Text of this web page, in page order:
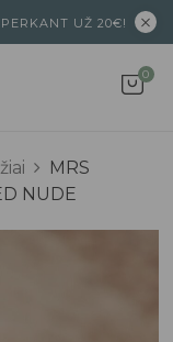
UŽ 20€!
0
MRS
NUDE